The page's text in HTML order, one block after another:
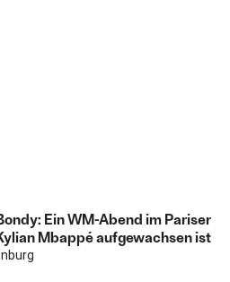
Ein WM-Abend im Pariser
Mbappé aufgewachsen ist